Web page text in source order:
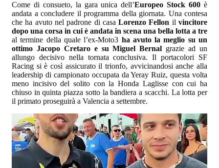
Come di consueto, la gara unica dell’Europeo Stock 600 è
andata a concludere il programma della giornata. Una contesa
che ha avuto nel padrone di casaLorenzo Fellon ilvincitore
dopo una corsa in cui è andata in scena una bella lotta a tre
al termine della quale l’ex-Moto3 ha avuto la meglio su un
ottimo Jacopo Cretaro e su Miguel Bernal grazie ad un
allungo decisivo nella tornata conclusiva. Il portacolori SF
Racing si è così assicurato il trionfo, avvicinandosi anche alla
leadership di campionato occupata da Yeray Ruiz, questa volta
meno incisivo del solito con la Honda Laglisse con cui ha
chiuso in quinta piazza sotto la bandiera a scacchi. La lotta per
il primato proseguirà a Valencia a settembre.